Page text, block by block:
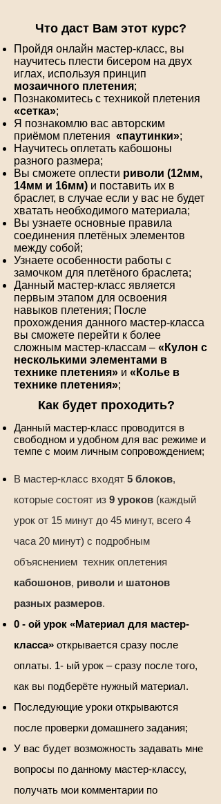
Что даст Вам этот курс?
Пройдя онлайн мастер-класс, вы
научитесь плести бисером на двух
иглах, используя принцип
мозаичного плетения;
Познакомитесь с техникой плетения
«сетка»;
Я познакомлю вас авторским
приёмом плетения «паутинки»;
Научитесь оплетать кабошоны
разного размера;
Вы сможете оплести риволи (12мм,
14мм и 16мм) и поставить их в
браслет, в случае если у вас не будет
хватать необходимого материала;
Вы узнаете основные правила
соединения плетёных элементов
между собой;
Узнаете особенности работы с
замочком для плетёного браслета;
Данный мастер-класс является
первым этапом для освоения
навыков плетения; После
прохождения данного мастер-класса
вы сможете перейти к более
сложным мастер-классам – «Кулон с
несколькими элементами в
технике плетения» и «Колье в
технике плетения»;
Как будет проходить?
Данный мастер-класс проводится в
свободном и удобном для вас режиме и
темпе с моим личным сопровождением;
В мастер-класс входят 5 блоков,
которые состоят из 9 уроков (каждый
урок от 15 минут до 45 минут, всего 4
часа 20 минут) с подробным
объяснением техник оплетения
кабошонов, риволи и шатонов
разных размеров.
0 - ой урок «Материал для мастер-
класса» открывается сразу после
оплаты. 1- ый урок – сразу после того,
как вы подберёте нужный материал.
Последующие уроки открываются
после проверки домашнего задания;
У вас будет возможность задавать мне
вопросы по данному мастер-классу,
получать мои комментарии по